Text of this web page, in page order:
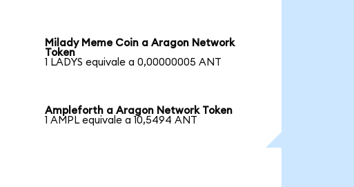
Milady Meme Coin a Aragon Network
Token
1 LADYS equivale a 0,00000005 ANT
Ampleforth a Aragon Network Token
1 AMPL equivale a 10,5494 ANT